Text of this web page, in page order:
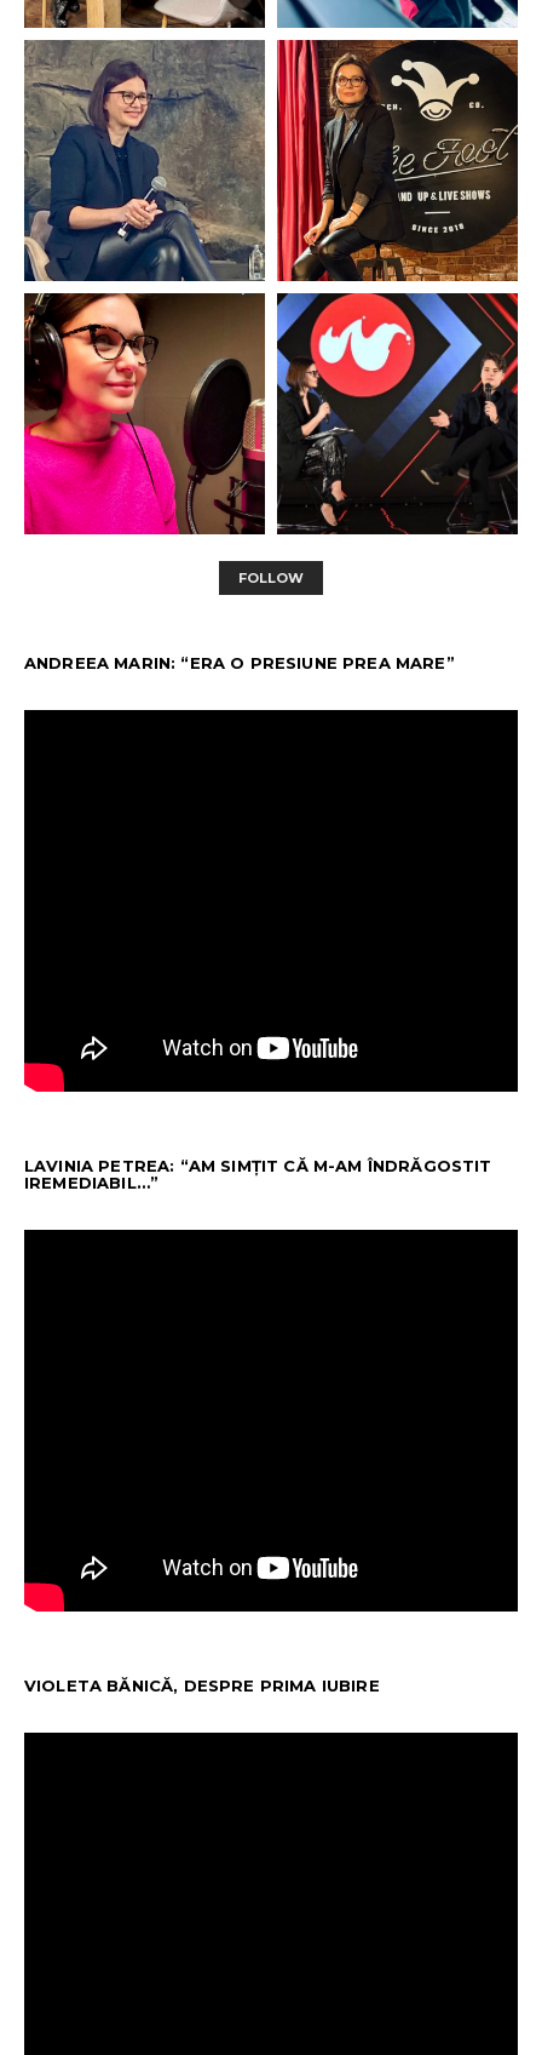
FOLLOW
ANDREEA MARIN: “ERA O PRESIUNE PREA MARE”
LAVINIA PETREA: “AM SIMȚIT CĂ M-AM ÎNDRĂGOSTIT
IREMEDIABIL…”
VIOLETA BĂNICĂ, DESPRE PRIMA IUBIRE